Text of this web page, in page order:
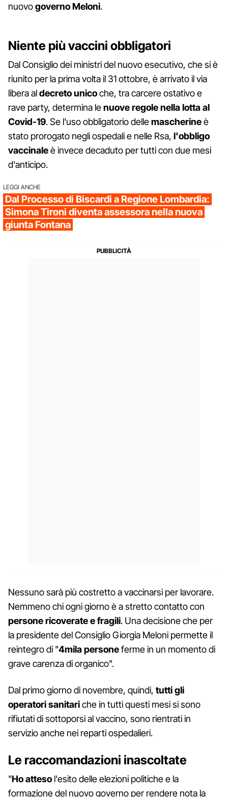
nuovogoverno Meloni.
Niente più vaccini obbligatori
Dal Consiglio dei ministri del nuovo esecutivo, che si è
riunito per la prima volta il 31 ottobre, è arrivato il via
libera aldecreto unicoche, tra carcere ostativo e
rave party, determina lenuove regole nella lotta al
Covid-19. Se l'uso obbligatorio dellemascherineè
stato prorogato negli ospedali e nelle Rsa, l'obbligo
vaccinaleè invece decaduto per tutti con due mesi
d'anticipo.
LEGGI ANCHE
Dal Processo di Biscardi a Regione Lombardia:
Simona Tironi diventa assessora nella nuova
giunta Fontana
Nessuno sarà più costretto a vaccinarsi per lavorare.
Nemmeno chi ogni giorno è a stretto contatto con
persone ricoverate e fragili. Una decisione che per
la presidente del Consiglio Giorgia Meloni permette il
reintegro di "4mila personeferme in un momento di
grave carenza di organico".
Dal primo giorno di novembre, quindi, tutti gli
operatori sanitariche in tutti questi mesi si sono
rifiutati di sottoporsi al vaccino, sono rientrati in
servizio anche nei reparti ospedalieri.
Le raccomandazioni inascoltate
"Ho atteso l'esito delle elezioni politiche e la
formazione del nuovo governo per rendere nota la